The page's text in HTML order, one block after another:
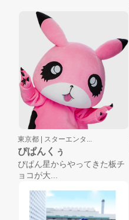
東京都 | スターエンタ...
ぴぱんくぅ
ぴぱん星からやってきた板チ
ョコが大...